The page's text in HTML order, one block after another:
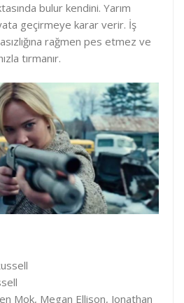
bulur kendini. Yarım
geçirmeye karar verir. İş
rağmen pes etmez ve
tırmanır.
Mok, Megan Ellison, Jonathan